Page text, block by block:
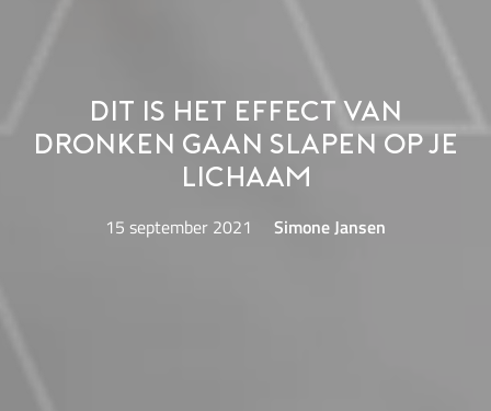
Dit is het effect van
dronken gaan slapen op je
lichaam
15 september 2021 Simone Jansen